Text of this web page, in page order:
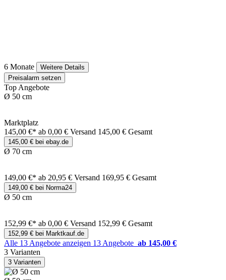
6 Monate
Weitere Details
Preisalarm setzen
Top Angebote
Ø 50 cm
Marktplatz
145,00 €* ab 0,00 € Versand 145,00 € Gesamt
145,00 € bei ebay.de
Ø 70 cm
149,00 €* ab 20,95 € Versand 169,95 € Gesamt
149,00 € bei Norma24
Ø 50 cm
152,99 €* ab 0,00 € Versand 152,99 € Gesamt
152,99 € bei Marktkauf.de
Alle 13 Angebote anzeigen 13 Angebote ab 145,00 €
3 Varianten
3 Varianten